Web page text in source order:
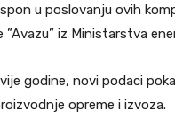
u poslovanju ovih
iz Ministarstva
godine, novi podaci
opreme i izvoza.